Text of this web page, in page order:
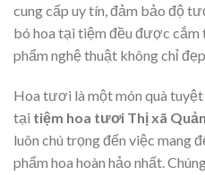
cung cấp uy tín, đảm bảo độ
bó hoa tại tiệm đều được cắm
phẩm nghệ thuật không chỉ
Hoa tươi là một món quà
tại tiệm hoa tươi Thị xã
luôn chú trọng đến việc mang
phẩm hoa hoàn hảo nhất.